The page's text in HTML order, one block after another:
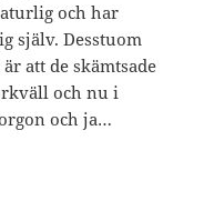
och har
själv. Desstuom
att de skämtsade
och nu i
och ja…